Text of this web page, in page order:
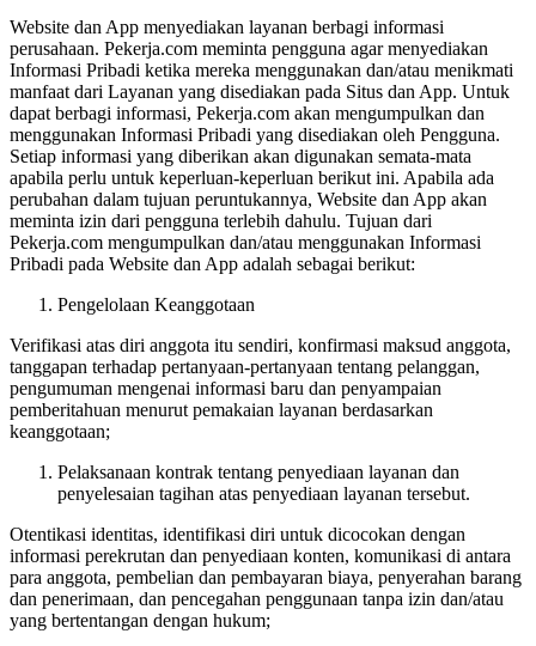
Website dan App menyediakan layanan berbagi informasi
perusahaan. Pekerja.com meminta pengguna agar menyediakan
Informasi Pribadi ketika mereka menggunakan dan/atau menikmati
manfaat dari Layanan yang disediakan pada Situs dan App. Untuk
dapat berbagi informasi, Pekerja.com akan mengumpulkan dan
menggunakan Informasi Pribadi yang disediakan oleh Pengguna.
Setiap informasi yang diberikan akan digunakan semata-mata
apabila perlu untuk keperluan-keperluan berikut ini. Apabila ada
perubahan dalam tujuan peruntukannya, Website dan App akan
meminta izin dari pengguna terlebih dahulu. Tujuan dari
Pekerja.com mengumpulkan dan/atau menggunakan Informasi
Pribadi pada Website dan App adalah sebagai berikut:
Pengelolaan Keanggotaan
Verifikasi atas diri anggota itu sendiri, konfirmasi maksud anggota,
tanggapan terhadap pertanyaan-pertanyaan tentang pelanggan,
pengumuman mengenai informasi baru dan penyampaian
pemberitahuan menurut pemakaian layanan berdasarkan
keanggotaan;
Pelaksanaan kontrak tentang penyediaan layanan dan
penyelesaian tagihan atas penyediaan layanan tersebut.
Otentikasi identitas, identifikasi diri untuk dicocokan dengan
informasi perekrutan dan penyediaan konten, komunikasi di antara
para anggota, pembelian dan pembayaran biaya, penyerahan barang
dan penerimaan, dan pencegahan penggunaan tanpa izin dan/atau
yang bertentangan dengan hukum;